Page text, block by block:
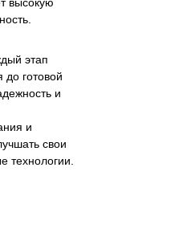
этап
до готовой
и
и
свои
технологии.